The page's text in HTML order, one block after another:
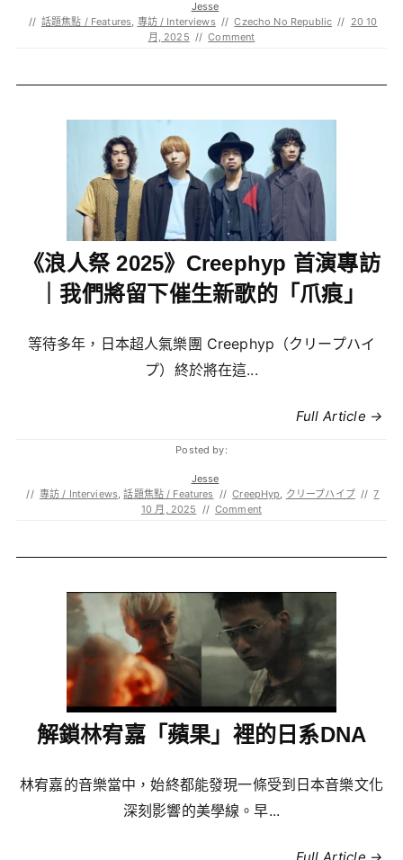
Jesse
// 話題焦點 / Features, 專訪 / Interviews // Czecho No Republic // 20 10
月, 2025 // Comment
《浪人祭 2025》Creephyp 首演專訪
｜我們將留下催生新歌的「爪痕」
等待多年，日本超人氣樂團 Creephyp（クリープハイ
プ）終於將在這...
Full Article →
Posted by:
Jesse
// 專訪 / Interviews,話題焦點 / Features // CreepHyp, クリープハイプ // 7
10 月, 2025 // Comment
解鎖林宥嘉「蘋果」裡的日系DNA
林宥嘉的音樂當中，始終都能發現一條受到日本音樂文化
深刻影響的美學線。早...